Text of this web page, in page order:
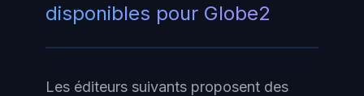
disponibles pour Globe2
Les éditeurs suivants proposent des